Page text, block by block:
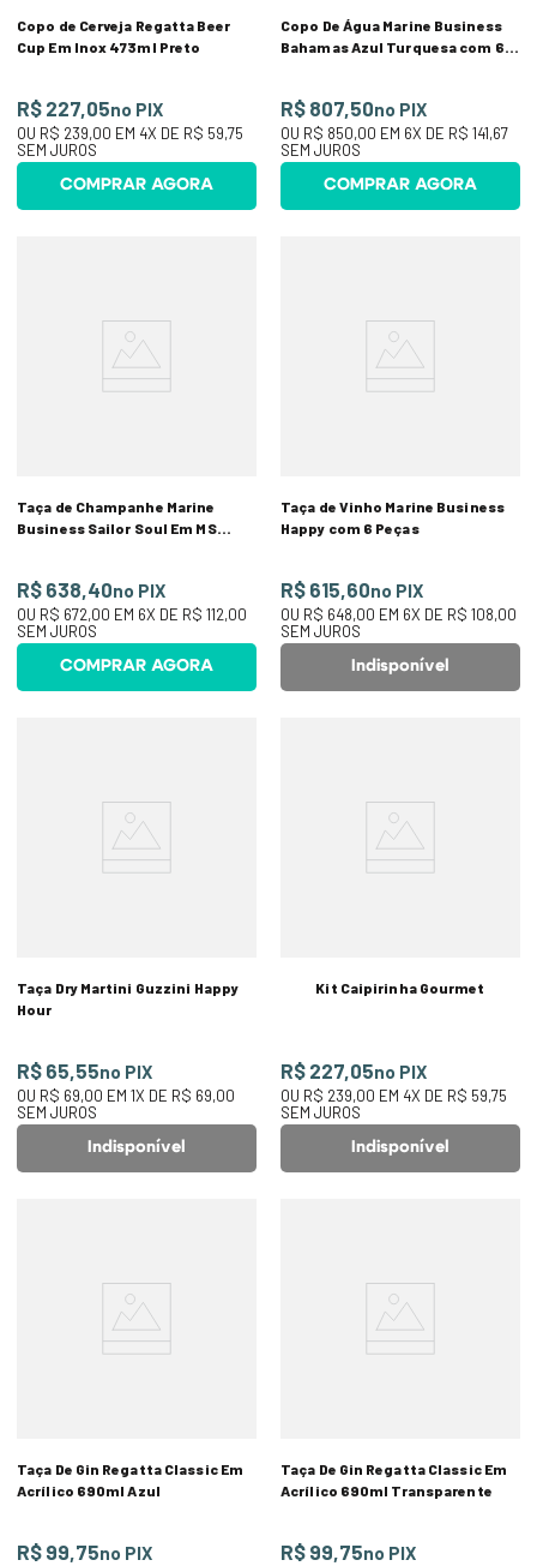
Copo de Cerveja Regatta Beer
Cup Em Inox 473ml Preto
R$ 227,05no PIX
OU R$ 239,00 EM 4X DE R$ 59,75
SEM JUROS
COMPRAR AGORA
Copo De Água Marine Business
Bahamas Azul Turquesa com 6
R$ 807,50no PIX
OU R$ 850,00 EM 6X DE R$ 141,67
SEM JUROS
COMPRAR AGORA
Taça de Champanhe Marine
Business Sailor Soul Em MS
R$ 638,40no PIX
OU R$ 672,00 EM 6X DE R$ 112,00
SEM JUROS
COMPRAR AGORA
Taça de Vinho Marine Business
Happy com 6 Peças
R$ 615,60no PIX
OU R$ 648,00 EM 6X DE R$ 108,00
SEM JUROS
Indisponível
Taça Dry Martini Guzzini Happy
Hour
R$ 65,55no PIX
OU R$ 69,00 EM 1X DE R$ 69,00
SEM JUROS
Indisponível
Kit Caipirinha Gourmet
R$ 227,05no PIX
OU R$ 239,00 EM 4X DE R$ 59,75
SEM JUROS
Indisponível
Taça De Gin Regatta Classic Em
Acrílico 690ml Azul
R$ 99,75no PIX
Taça De Gin Regatta Classic Em
Acrílico 690ml Transparente
R$ 99,75no PIX